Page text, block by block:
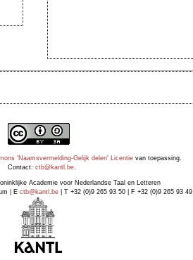
'Naamsvermelding-Gelijk delen' Licentievan toepassing.
Contact: ctb@kantl.be.
Academie voor Nederlandse Taal en Letteren
| E ctb@kantl.be| T +32 (0)9 265 93 50 | F +32 (0)9 265 93 49